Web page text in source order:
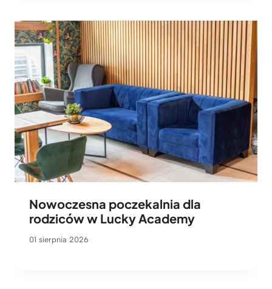
Nowoczesna poczekalnia dla
rodziców w Lucky Academy
01 sierpnia 2026